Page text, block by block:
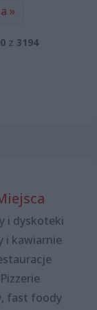
»
z 3194
i dyskoteki
i kawiarnie
Pizzerie
fast foody